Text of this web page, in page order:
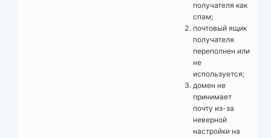
получателя как
спам;
почтовый ящик
получателя
переполнен или
не
используется;
домен не
принимает
почту из-за
неверной
настройки на